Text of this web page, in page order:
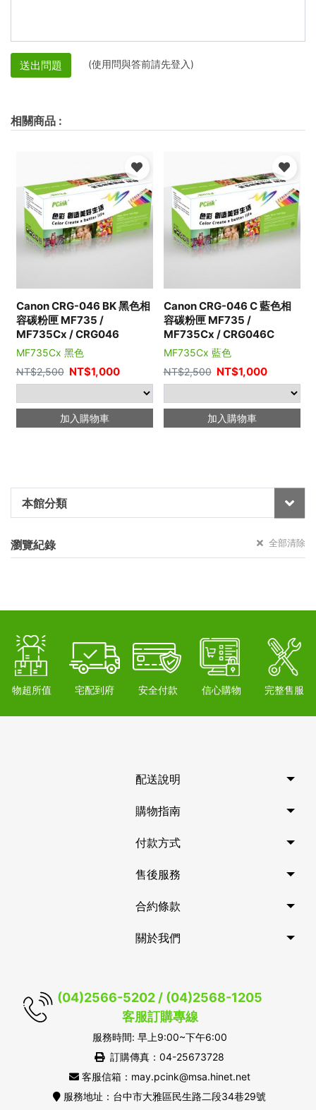
本館分類
瀏覽紀錄 全部清除
送出問題 (使用問與答前請先登入)
相關商品 :
Canon CRG-046 BK 黑色相
容碳粉匣 MF735 /
MF735Cx / CRG046
MF735Cx 黑色
NT$2,500 NT$1,000
加入購物車
Canon CRG-046 C 藍色相
容碳粉匣 MF735 /
MF735Cx / CRG046C
MF735Cx 藍色
NT$2,500 NT$1,000
加入購物車
物超所值 宅配到府 安全付款 信心購物 完整售服
配送說明
購物指南
付款方式
售後服務
合約條款
關於我們
(04)2566-5202 / (04)2568-1205
客服訂購專線
服務時間: 早上9:00~下午6:00
訂購傳真：04-25673728
客服信箱：may.pcink@msa.hinet.net
服務地址：台中市大雅區民生路二段34巷29號